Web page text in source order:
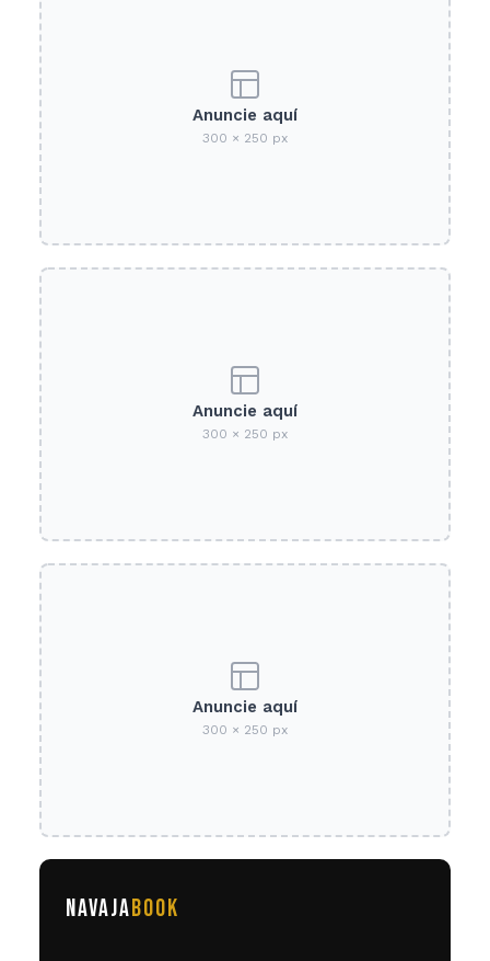
Anuncie aquí
300 × 250 px
Anuncie aquí
300 × 250 px
Anuncie aquí
300 × 250 px
NAVAJABOOK